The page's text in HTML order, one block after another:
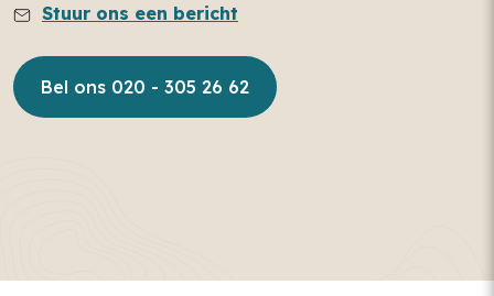
Stuur ons een bericht
Bel ons 020 - 305 26 62